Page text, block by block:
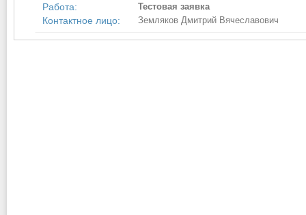
Работа: Тестовая заявка
Контактное лицо: Земляков Дмитрий Вячеславович